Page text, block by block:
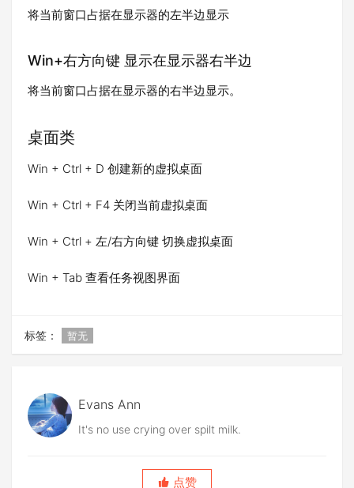
将当前窗口占据在显示器的左半边显示
Win+右方向键 显示在显示器右半边
将当前窗口占据在显示器的右半边显示。
桌面类
Win + Ctrl + D 创建新的虚拟桌面
Win + Ctrl + F4 关闭当前虚拟桌面
Win + Ctrl + 左/右方向键 切换虚拟桌面
Win + Tab 查看任务视图界面
标签： 暂无
Evans Ann
It's no use crying over spilt milk.
点赞